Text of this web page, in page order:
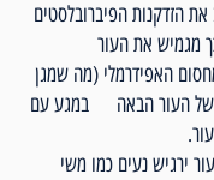
הזדקנות הפיברובלסטים
מגמיש את העור
האפידרמלי (מה שמגן
של העור הבאה במגע עם
ירגיש נעים כמו משי